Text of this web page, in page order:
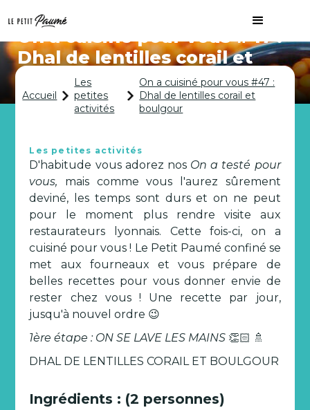
On a cuisiné pour vous #47 :
Dhal de lentilles corail et
boulgour
Accueil
Les
petites
activités
On a cuisiné pour vous #47 :
Dhal de lentilles corail et
boulgour
Les petites activités
D'habitude vous adorez nos On a testé pour
vous, mais comme vous l'aurez sûrement
deviné, les temps sont durs et on ne peut
pour le moment plus rendre visite aux
restaurateurs lyonnais. Cette fois-ci, on a
cuisiné pour vous ! Le Petit Paumé confiné se
met aux fourneaux et vous prépare de
belles recettes pour vous donner envie de
rester chez vous ! Une recette par jour,
jusqu'à nouvel ordre 😉
1ère étape : ON SE LAVE LES MAINS 👏🏻 🚿
DHAL DE LENTILLES CORAIL ET BOULGOUR
Ingrédients : (2 personnes)